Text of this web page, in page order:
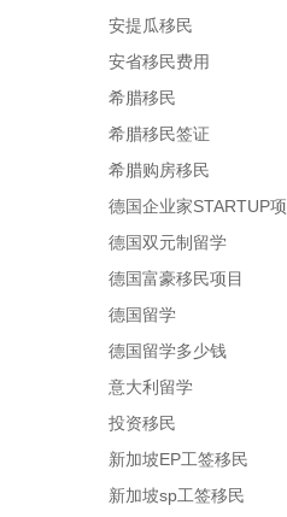
安提瓜移民
安省移民费用
希腊移民
希腊移民签证
希腊购房移民
德国企业家STARTUP项
德国双元制留学
德国富豪移民项目
德国留学
德国留学多少钱
意大利留学
投资移民
新加坡EP工签移民
新加坡sp工签移民